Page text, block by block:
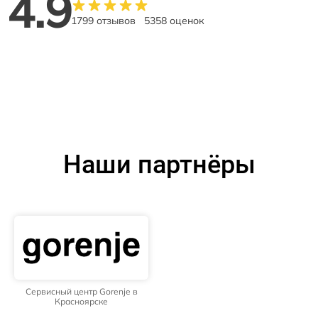
1799 отзывов 5358 оценок
Наши партнёры
Сервисный центр Gorenje в
Красноярске